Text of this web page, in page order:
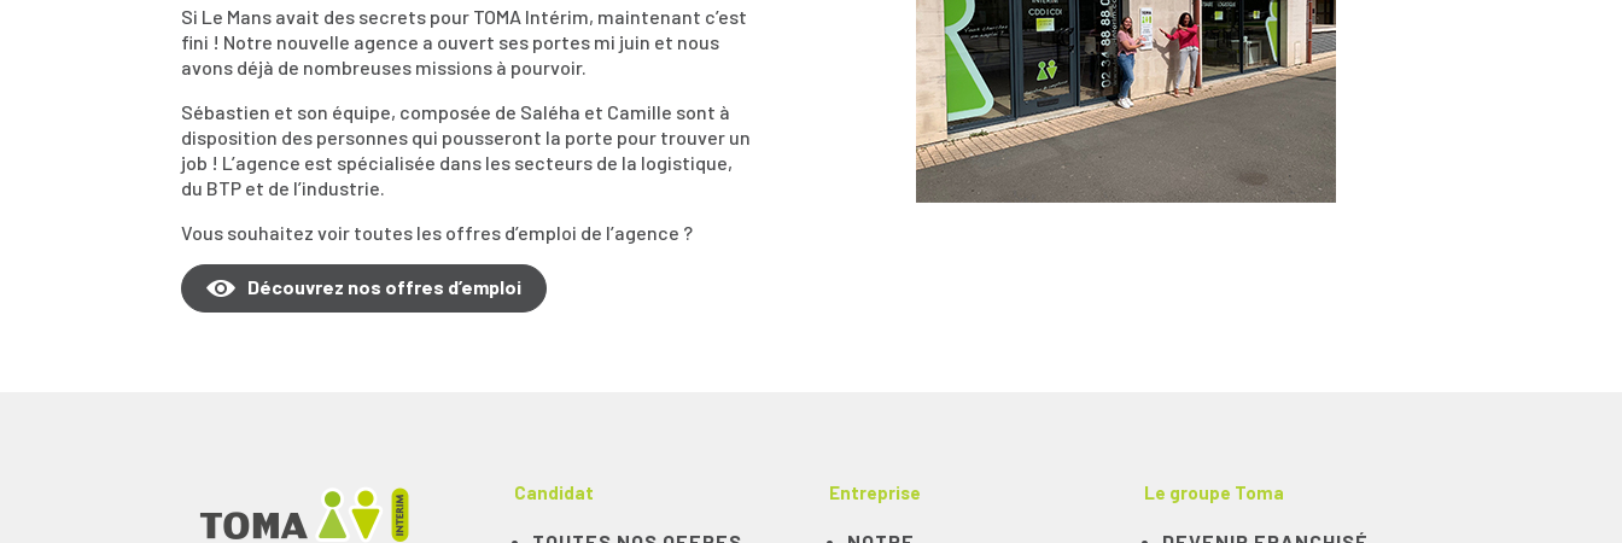
Si Le Mans avait des secrets pour TOMA Intérim, maintenant c’est
fini ! Notre nouvelle agence a ouvert ses portes mi juin et nous
avons déjà de nombreuses missions à pourvoir.
Sébastien et son équipe, composée de Saléha et Camille sont à
disposition des personnes qui pousseront la porte pour trouver un
job ! L’agence est spécialisée dans les secteurs de la logistique,
du BTP et de l’industrie.
Vous souhaitez voir toutes les offres d’emploi de l’agence ?
Découvrez nos offres d’emploi
Candidat Entreprise Le groupe Toma